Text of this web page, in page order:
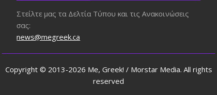
Στείλτε μας τα Δελτία Τύπου και τις Ανακοινώσεις
σας:
news@megreek.ca
Copyright © 2013-2026 Me, Greek! / Morstar Media. All rights
reserved